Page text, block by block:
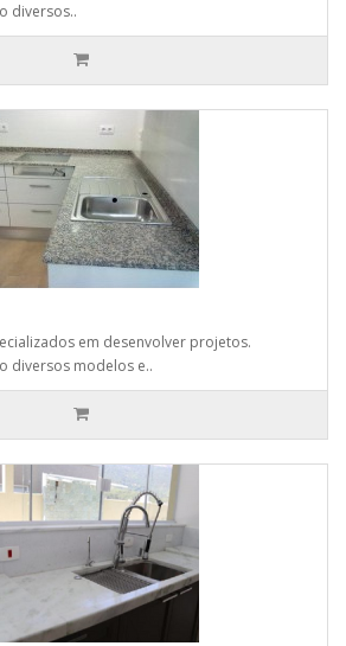
diversos..
em desenvolver projetos.
diversos modelos e..